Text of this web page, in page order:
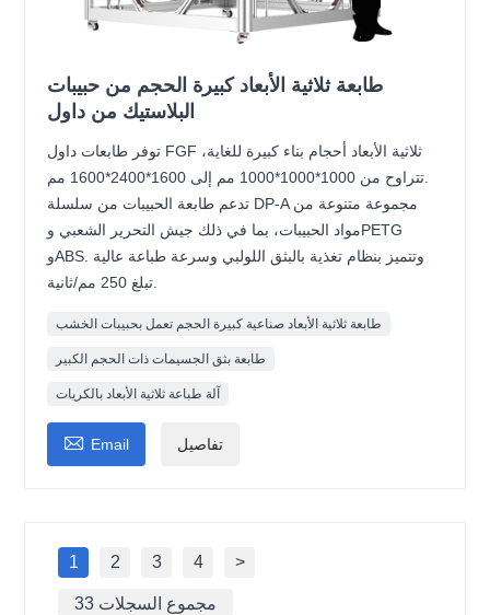
طابعة ثلاثية الأبعاد كبيرة الحجم من حبيبات
البلاستيك من داول
توفر طابعات داول FGF ثلاثية الأبعاد أحجام بناء كبيرة للغاية،
تدعم طابعة الحبيبات من سلسلة DP-A مجموعة متنوعة من
مواد الحبيبات، بما في ذلك جيش التحرير الشعبي وPETG
وABS. وتتميز بنظام تغذية بالبثق اللولبي وسرعة طباعة عالية
طابعة ثلاثية الأبعاد صناعية كبيرة الحجم تعمل بحبيبات الخشب
طابعة بثق الجسيمات ذات الحجم الكبير
آلة طباعة ثلاثية الأبعاد بالكريات
 Email تفاصيل
1 2 3 4 >
33 مجموع السجلات